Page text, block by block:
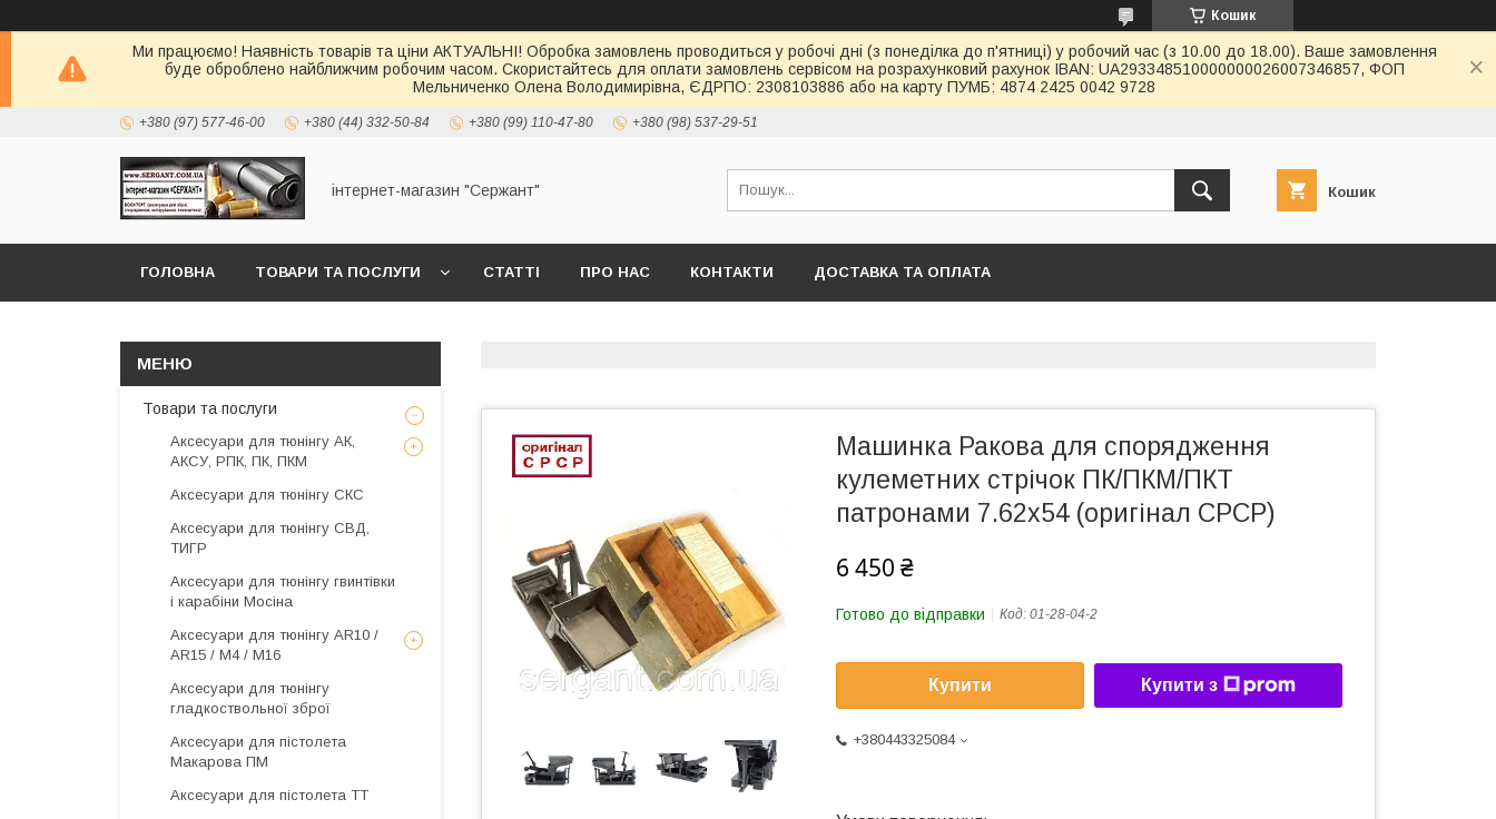
Кошик
Ми працюємо! Наявність товарів та ціни АКТУАЛЬНІ! Обробка замовлень проводиться у робочі дні (з понеділка до п'ятниці) у робочий час (з 10.00 до 18.00). Ваше замовлення
буде оброблено найближчим робочим часом. Скористайтесь для оплати замовлень сервісом на розрахунковий рахунок IBAN: UA293348510000000026007346857, ФОП
Мельниченко Олена Володимирівна, ЄДРПО: 2308103886 або на карту ПУМБ: 4874 2425 0042 9728
+380 (97) 577-46-00 +380 (44) 332-50-84 +380 (99) 110-47-80 +380 (98) 537-29-51
інтернет-магазин "Сержант" Кошик
ГОЛОВНА ТОВАРИ ТА ПОСЛУГИ СТАТТІ ПРО НАС КОНТАКТИ ДОСТАВКА ТА ОПЛАТА
Машинка Ракова для спорядження
кулеметних стрічок ПК/ПКМ/ПКТ
патронами 7.62х54 (оригінал СРСР)
6 450 ₴
Готово до відправки Код: 01-28-04-2
Купити Купити з
+380443325084
Товари та послуги
Аксесуари для тюнінгу АК,
АКСУ, РПК, ПК, ПКМ
Аксесуари для тюнінгу СКС
Аксесуари для тюнінгу СВД,
ТИГР
Аксесуари для тюнінгу гвинтівки
і карабіни Мосіна
Аксесуари для тюнінгу AR10 /
AR15 / М4 / М16
Аксесуари для тюнінгу
гладкоствольної зброї
Аксесуари для пістолета
Макарова ПМ
Аксесуари для пістолета ТТ